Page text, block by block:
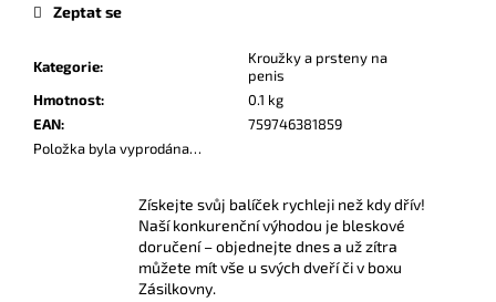
Kategorie:
Kroužky a prsteny na
penis
Hmotnost:
0.1 kg
EAN:
759746381859
Položka byla vyprodána…
Zeptat se
Získejte svůj balíček rychleji než kdy dřív!
Naší konkurenční výhodou je bleskové
doručení – objednejte dnes a už zítra
můžete mít vše u svých dveří či v boxu
Zásilkovny.
u
u
e
m